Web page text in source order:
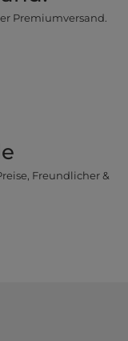
Premiumversand.
Freundlicher &